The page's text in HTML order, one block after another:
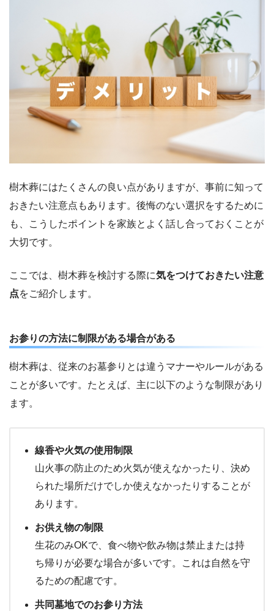
樹木葬にはたくさんの良い点がありますが、事前に知って
おきたい注意点もあります。後悔のない選択をするために
も、こうしたポイントを家族とよく話し合っておくことが
大切です。
ここでは、樹木葬を検討する際に気をつけておきたい注意
点をご紹介します。
お参りの方法に制限がある場合がある
樹木葬は、従来のお墓参りとは違うマナーやルールがある
ことが多いです。たとえば、主に以下のような制限があり
ます。
線香や火気の使用制限
山火事の防止のため火気が使えなかったり、決め
られた場所だけでしか使えなかったりすることが
あります。
お供え物の制限
生花のみOKで、食べ物や飲み物は禁止または持
ち帰りが必要な場合が多いです。これは自然を守
るための配慮です。
共同墓地でのお参り方法